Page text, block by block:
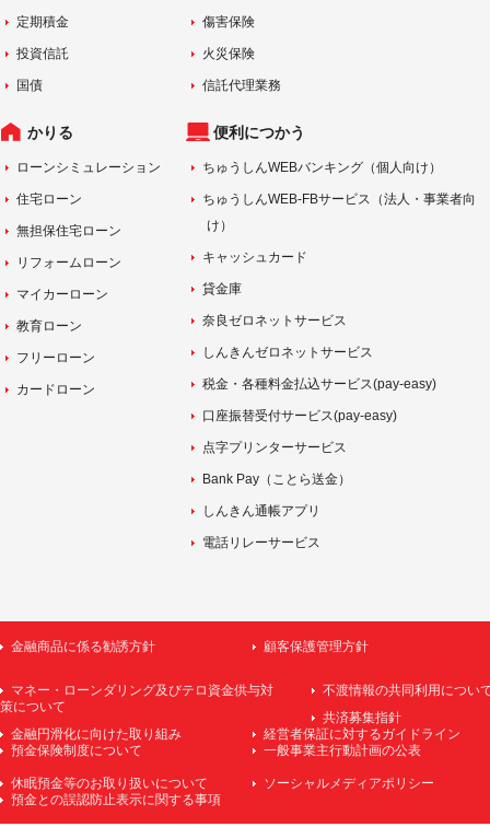
定期積金
投資信託
国債
傷害保険
火災保険
信託代理業務
かりる
ローンシミュレーション
住宅ローン
無担保住宅ローン
リフォームローン
マイカーローン
教育ローン
フリーローン
カードローン
便利につかう
ちゅうしんWEBバンキング（個人向け）
ちゅうしんWEB-FBサービス（法人・事業者向
け）
キャッシュカード
貸金庫
奈良ゼロネットサービス
しんきんゼロネットサービス
税金・各種料金払込サービス(pay-easy)
口座振替受付サービス(pay-easy)
点字プリンターサービス
Bank Pay（ことら送金）
しんきん通帳アプリ
電話リレーサービス
金融商品に係る勧誘方針 顧客保護管理方針
マネー・ローンダリング及びテロ資金供与対
策について
不渡情報の共同利用につい
共済募集指針
金融円滑化に向けた取り組み
経営者保証に対するガイドライン
預金保険制度について
一般事業主行動計画の公表
休眠預金等のお取り扱いについて
ソーシャルメディアポリシー
預金との誤認防止表示に関する事項